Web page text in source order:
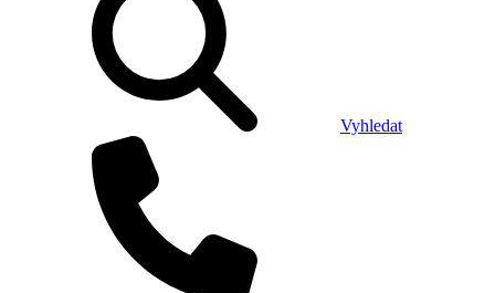
Vyhledat